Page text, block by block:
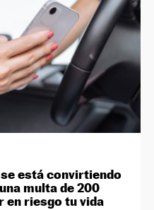
está convirtiendo
multa de 200
en riesgo tu vida